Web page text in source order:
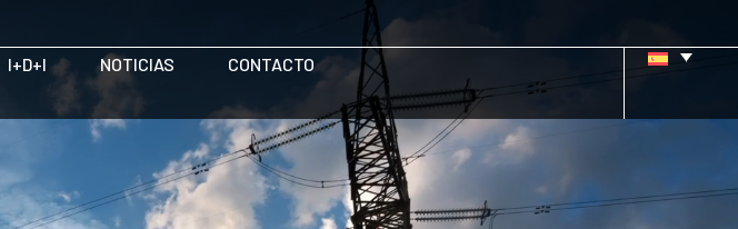
I+D+I NOTICIAS CONTACTO